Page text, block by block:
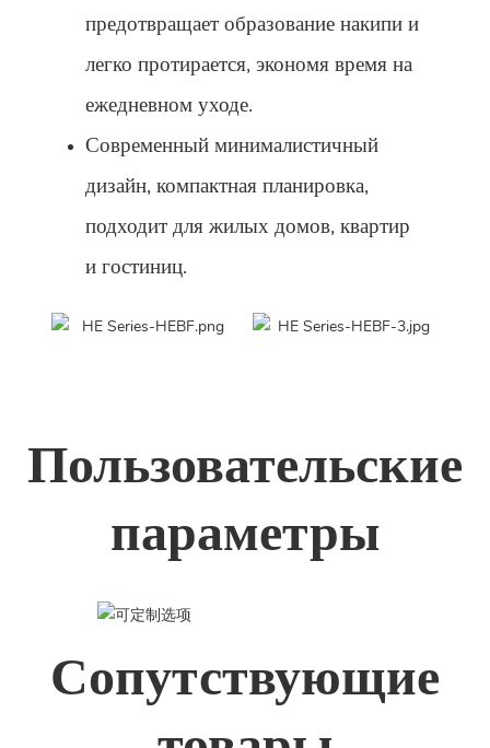
предотвращает образование накипи и
легко протирается, экономя время на
ежедневном уходе.
Современный минималистичный
дизайн, компактная планировка,
подходит для жилых домов, квартир
и гостиниц.
Пользовательские
параметры
Сопутствующие